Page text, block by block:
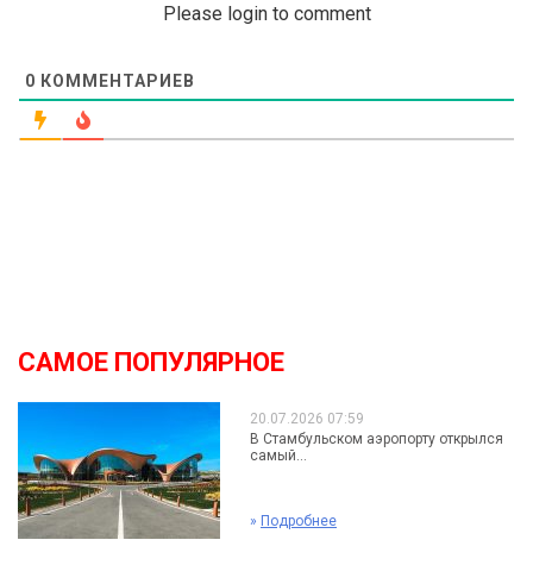
Please login to comment
0 КОММЕНТАРИЕВ
САМОЕ ПОПУЛЯРНОЕ
20.07.2026 07:59
В Стамбульском аэропорту открылся
самый...
» Подробнее